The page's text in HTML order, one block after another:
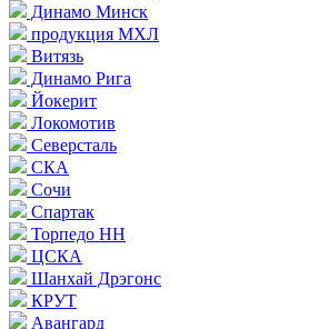
Динамо Минск
продукция МХЛ
Витязь
Динамо Рига
Йокерит
Локомотив
Северсталь
СКА
Сочи
Спартак
Торпедо НН
ЦСКА
Шанхай Дрэгонс
КРУТ
Авангард